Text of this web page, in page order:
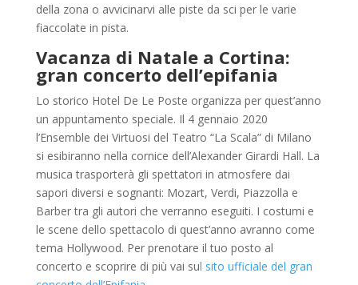
della zona o avvicinarvi alle piste da sci per le varie
fiaccolate in pista.
Vacanza di Natale a Cortina:
gran concerto dell’epifania
Lo storico Hotel De Le Poste organizza per quest’anno
un appuntamento speciale. Il 4 gennaio 2020
l’Ensemble dei Virtuosi del Teatro “La Scala” di Milano
si esibiranno nella cornice dell’Alexander Girardi Hall. La
musica trasporterà gli spettatori in atmosfere dai
sapori diversi e sognanti: Mozart, Verdi, Piazzolla e
Barber tra gli autori che verranno eseguiti. I costumi e
le scene dello spettacolo di quest’anno avranno come
tema Hollywood. Per prenotare il tuo posto al
concerto e scoprire di più vai sul sito ufficiale del gran